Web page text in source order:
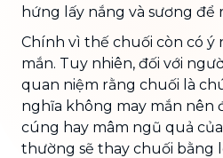
hứng lấy nắng và sương để
Chính vì thế chuối còn có ý
mắn. Tuy nhiên, đối với
quan niệm rằng chuối là
nghĩa không may mắn nên
cúng hay mâm ngũ quả
thường sẽ thay chuối bằng